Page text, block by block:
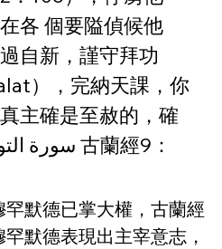
各 個要隘偵候他
自新，謹守拜功
），完納天課，你
主確是至赦的，確
默德已掌大權，古蘭經
默德表現出主宰意志，